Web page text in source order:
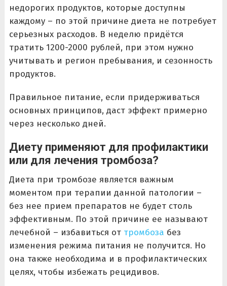
недорогих продуктов, которые доступны
каждому – по этой причине диета не потребует
серьезных расходов. В неделю придётся
тратить 1200-2000 рублей, при этом нужно
учитывать и регион пребывания, и сезонность
продуктов.
Правильное питание, если придерживаться
основных принципов, даст эффект примерно
через несколько дней.
Диету применяют для профилактики
или для лечения тромбоза?
Диета при тромбозе является важным
моментом при терапии данной патологии –
без нее прием препаратов не будет столь
эффективным. По этой причине ее называют
лечебной – избавиться от тромбоза без
изменения режима питания не получится. Но
она также необходима и в профилактических
целях, чтобы избежать рецидивов.